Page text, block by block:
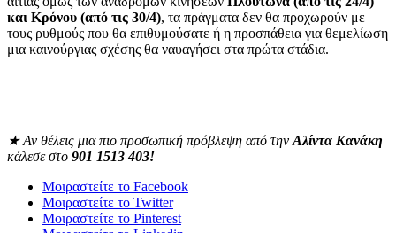
και Κρόνου (από τις 30/4), τα πράγματα δεν θα προχωρούν με
τους ρυθμούς που θα επιθυμούσατε ή η προσπάθεια για θεμελίωση
μια καινούργιας σχέσης θα ναυαγήσει στα πρώτα στάδια.
★Αν θέλεις μια πιο προσωπική πρόβλεψη από την Αλίντα Κανάκη
κάλεσε στο 901 1513 403!
Μοιραστείτε το Facebook
Μοιραστείτε το Twitter
Μοιραστείτε το Pinterest